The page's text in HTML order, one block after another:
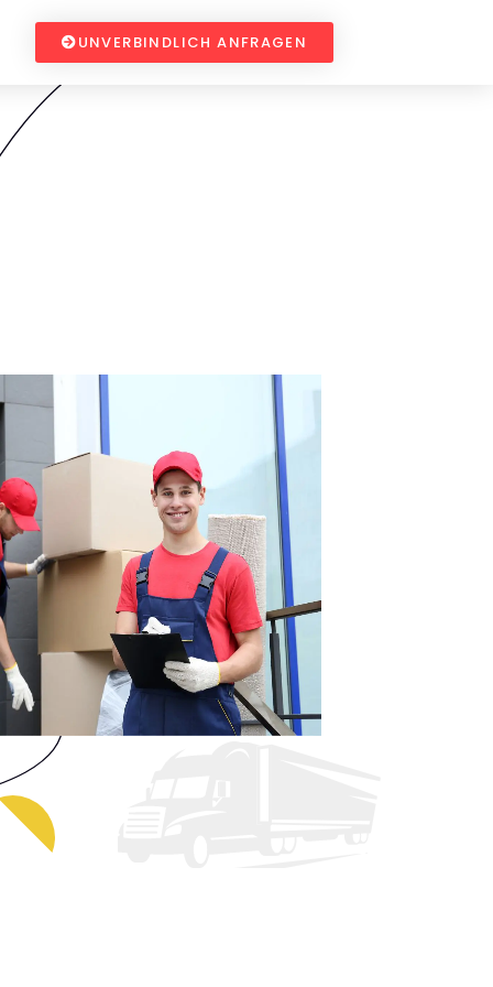
UNVERBINDLICH ANFRAGEN